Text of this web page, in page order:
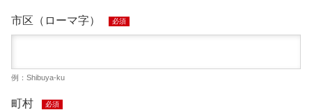
市区（ローマ字） 必須
例：Shibuya-ku
町村 必須